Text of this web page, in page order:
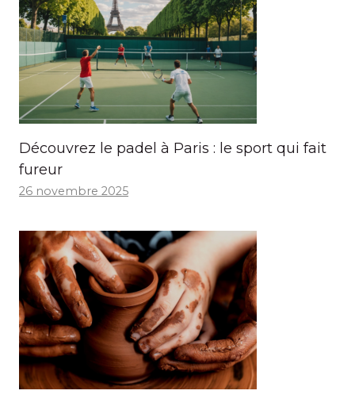
Découvrez le padel à Paris : le sport qui fait
fureur
26 novembre 2025